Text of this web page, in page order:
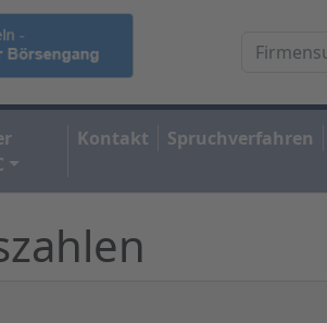
Kontakt Spruchverfahren